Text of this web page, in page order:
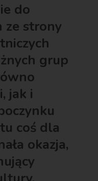
do
ze strony
grup
jak i
coś dla
okazja,